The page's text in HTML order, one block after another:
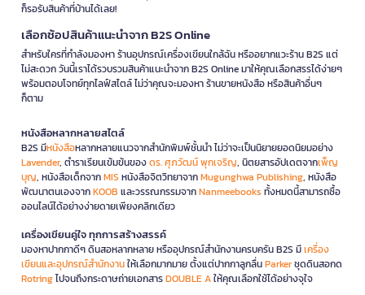
ก็รอรับสินค้าที่บ้านได้เลย!
เลือกช้อปสินค้าแนะนำจาก B2S Online
สำหรับใครที่กำลังมองหา ร้านอุปกรณ์เครื่องเขียนใกล้ฉัน หรืออยากแวะร้าน B2S แต่
ไม่สะดวก วันนี้เราได้รวบรวมสินค้าแนะนำจาก B2S Online มาให้คุณเลือกสรรได้ง่ายๆ
พร้อมตอบโจทย์ทุกไลฟ์สไตล์ ไม่ว่าคุณจะมองหา ร้านขายหนังสือ หรือสินค้าอื่นๆ
ก็ตาม
หนังสือหลากหลายสไตล์
B2S มีหนังสือหลากหลายแนวจากสำนักพิมพ์ชั้นนำ ไม่ว่าจะเป็นนิยายยอดนิยมอย่าง
Lavender, ตำราเรียนเข้มข้นของดร. ศุภวัฒน์ พุกเจริญ, นิตยสารอัปเดตจากเพ็ญ
บุญ, หนังสือเด็กจากMIS หนังสือจิตวิทยาจากMugunghwa Publishing, หนังสือ
พัฒนาตนเองจากKOOB และวรรณกรรมจากNanmeebooks ทั้งหมดนี้สามารถซื้อ
ออนไลน์ได้อย่างง่ายดายเพียงคลิกเดียว
เครื่องเขียนคู่ใจ ทุกการสร้างสรรค์
มองหาปากกาดีๆ ดินสอหลากหลาย หรืออุปกรณ์สำนักงานครบครัน B2S มีเครื่อง
เขียนและอุปกรณ์สำนักงานให้เลือกมากมาย ตั้งแต่ปากกาลูกลื่นParkerชุดดินสอกด
Rotringไปจนถึงกระดาษถ่ายเอกสารDOUBLE Aให้คุณเลือกใช้ได้อย่างจุใจ